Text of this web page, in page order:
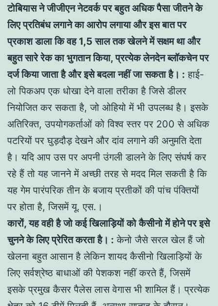
टोबियास ने जीजीएन नेटवर्क पर बहुत अधिक पैसा जीतने के
लिए प्रतिबंध लगाने का आरोप लगाया और इस बात पर
प्रकाश डाला कि वह 1,5 साल तक खेलने में सक्षम था और
बहुत सारे रेक का भुगतान किया, प्रत्येक लेनदेन ब्लॉकचेन पर
दर्ज किया जाता है और इसे बदला नहीं जा सकता है। : हाई-
लो पिकअप एक धोखा देने वाला तरीका है जिसे डीलर
नियोजित कर सकता है, जो ओहियो में भी उपलब्ध है। इसके
अतिरिक्त, उपयोगकर्ताओं को विश्व स्तर पर 200 से अधिक
पटरियों पर घुड़दौड़ देखने और दांव लगाने की अनुमति देता
है। यदि आप उस पर अपनी उंगली डालने के लिए संघर्ष कर
रहे हैं तो यह जानने में अच्छी तरह से मदद मिल सकती है कि
यह गेम पारंपरिक तीन के बजाय प्रतीकों की पांच पंक्तियों
पर होता है, जिसमें यू. एस.।
कारों, यह वही है जो कई खिलाड़ियों को कैसीनो में होने पर इसे
चुनने के लिए प्रेरित करता है। : केनो जैसे सरल खेल हैं जो
खेलना बहुत आसान है लेकिन शायद कैसीनो खिलाड़ियों के
लिए सर्वश्रेष्ठ बाधाओं की पेशकश नहीं करते हैं, जिसमें
इसके प्रमुख कैसर पैलेस लास वेगास भी शामिल हैं। प्रत्येक